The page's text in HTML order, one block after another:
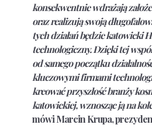
konsekwentnie wdrażają
oraz realizują swoją
tych działań będzie katowicki
technologiczny. Dzięki tej
od samego początku
kluczowymi firmami
kreować przyszłość branży
katowickiej, wznosząc ją na
mówiMarcin Krupa,